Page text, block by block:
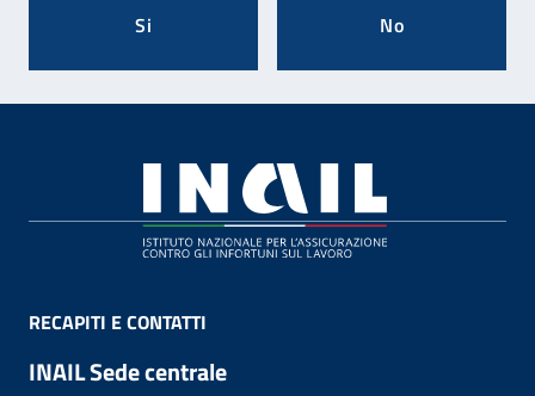
Si No
RECAPITI E CONTATTI
INAIL Sede centrale